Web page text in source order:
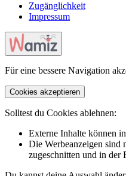
Zugänglichkeit
Impressum
Für eine bessere Navigation
Cookies akzeptieren
Solltest du Cookies ablehnen:
Externe Inhalte können
Die Werbeanzeigen sind
zugeschnitten und in der